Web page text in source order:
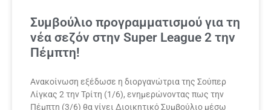
Συμβούλιο προγραμματισμού για τη
νέα σεζόν στην Super League 2 την
Πέμπτη!
Ανακοίνωση εξέδωσε η διοργανώτρια της Σούπερ
Λίγκας 2 την Τρίτη (1/6), ενημερώνοντας πως την
Πέμπτη (3/6) θα γίνει Διοικητικό Συμβούλιο μέσω